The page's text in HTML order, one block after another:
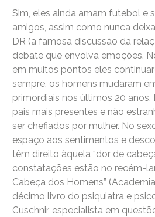
Sim, eles ainda amam futebol e
amigos, assim como nunca
DR (a famosa discussão da
debate que envolva emoções.
em muitos pontos eles
sempre, os homens mudaram
primordiais nos últimos 20 anos.
pais mais presentes e não
ser chefiados por mulher. No
espaço aos sentimentos e
têm direito àquela “dor de
constatações estão no recém-
Cabeça dos Homens”
décimo livro do psiquiatra e
Cuschnir, especialista em